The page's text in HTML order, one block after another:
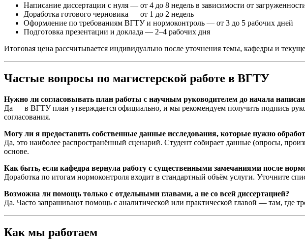
Написание диссертации с нуля — от 4 до 8 недель в зависимости от
Доработка готового черновика — от 1 до 2 недель
Оформление по требованиям ВГТУ и нормоконтроль — от 3 до 5 рабочих дней
Подготовка презентации и доклада — 2–4 рабочих дня
Итоговая цена рассчитывается индивидуально после уточнения темы, кафедры и
Частые вопросы по магистерской работе в ВГТУ
Нужно ли согласовывать план работы с научным руководителем до начала
Да — в ВГТУ план утверждается официально, и мы рекомендуем получить подпись
согласования.
Могу ли я предоставить собственные данные исследования, которые нужно
Да, это наиболее распространённый сценарий. Студент собирает данные (опросы,
основе.
Как быть, если кафедра вернула работу с существенными замечаниями после
Доработка по итогам нормоконтроля входит в стандартный объём услуги. Уточните
Возможна ли помощь только с отдельными главами, а не со всей диссертацией?
Да. Часто запрашивают помощь с аналитической или практической главой — там, где
Как мы работаем